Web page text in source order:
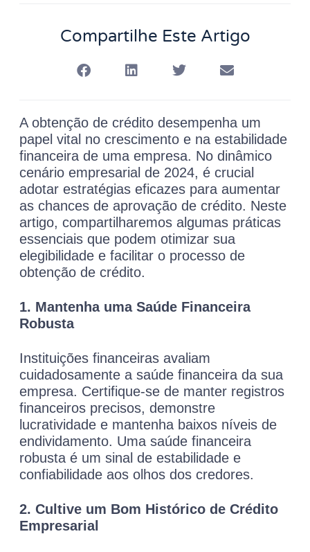
Compartilhe Este Artigo
A obtenção de crédito desempenha um
papel vital no crescimento e na estabilidade
financeira de uma empresa. No dinâmico
cenário empresarial de 2024, é crucial
adotar estratégias eficazes para aumentar
as chances de aprovação de crédito. Neste
artigo, compartilharemos algumas práticas
essenciais que podem otimizar sua
elegibilidade e facilitar o processo de
obtenção de crédito.
1. Mantenha uma Saúde Financeira
Robusta
Instituições financeiras avaliam
cuidadosamente a saúde financeira da sua
empresa. Certifique-se de manter registros
financeiros precisos, demonstre
lucratividade e mantenha baixos níveis de
endividamento. Uma saúde financeira
robusta é um sinal de estabilidade e
confiabilidade aos olhos dos credores.
2. Cultive um Bom Histórico de Crédito
Empresarial